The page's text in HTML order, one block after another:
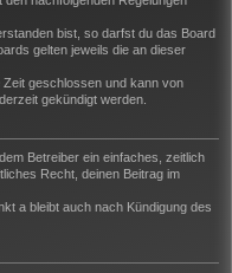
bist, so darfst du das Board
gelten jeweils die an dieser
geschlossen und kann von
gekündigt werden.
Betreiber ein einfaches, zeitlich
Recht, deinen Beitrag im
a bleibt auch nach Kündigung des